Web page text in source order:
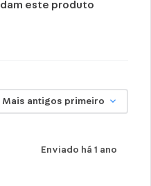
este produto
Mais antigos primeiro
Enviado há 1 ano